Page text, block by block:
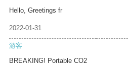
Hello, Greetings fr
2022-01-31
游客
BREAKING! Portable CO2